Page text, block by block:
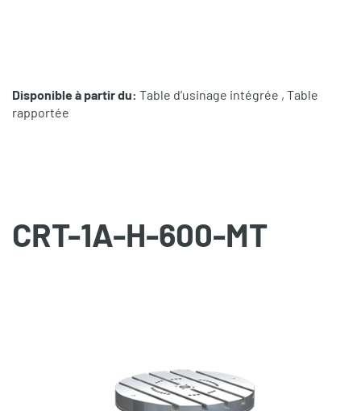
Disponible à partir du: Table d’usinage intégrée , Table
rapportée
CRT-1A-H-600-MT